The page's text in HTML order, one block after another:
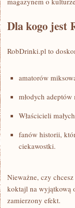
Dla kogo jest
RobDrinki.pl to
amatorów
młodych
Właścicieli
fanów historii,
ciekawostki.
Nieważne, czy
koktajl na wyjątkową
zamierzony efekt.